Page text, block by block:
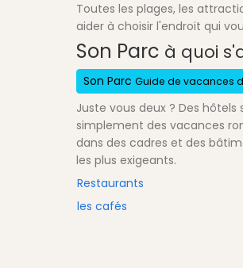
Toutes les plages, les
aider à choisir l'endroit qui
Son Parc à quoi
Son Parc Guide de vacances
Juste vous deux ? Des
simplement des vacances
dans des cadres et des
les plus exigeants.
Restaurants
les cafés